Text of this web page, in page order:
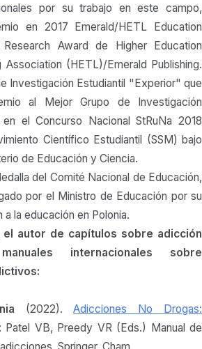
por su trabajo en este campo,
en 2017 Emerald/HETL Education
Award de Higher Education
Association (HETL)/Emerald Publishing.
Investigación Estudiantil "Experior" que
al Mejor Grupo de Investigación
el Concurso Nacional StRuNa 2018
Científico Estudiantil (SSM) bajo
de Educación y Ciencia.
del Comité Nacional de Educación,
por el Ministro de Educación por su
la educación en Polonia.
autor de capítulos sobre adicción
internacionales sobre
(2022).Adicciones No Drogas:
Patel VB, Preedy VR (Eds.) Manual de